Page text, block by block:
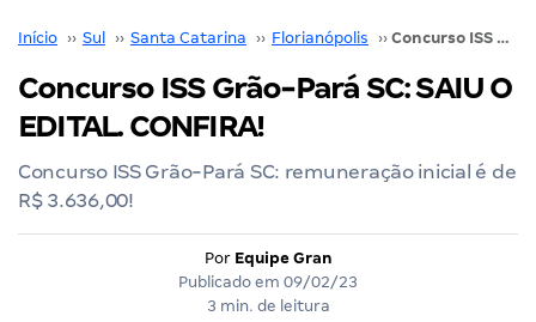
Início ›› Sul ›› Santa Catarina ›› Florianópolis ›› Concurso ISS Grão-Pará SC: SAIU O EDITAL. CONFIRA!
Concurso ISS Grão-Pará SC: SAIU O
EDITAL. CONFIRA!
Concurso ISS Grão-Pará SC: remuneração inicial é de
R$ 3.636,00!
Por Equipe Gran
Publicado em 09/02/23
3 min. de leitura